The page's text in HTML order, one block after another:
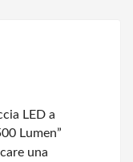
LED a
Lumen”
una